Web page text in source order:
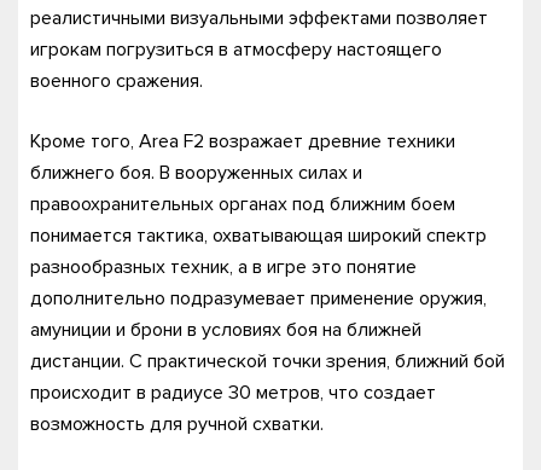
реалистичными визуальными эффектами позволяет
игрокам погрузиться в атмосферу настоящего
военного сражения.
Кроме того, Area F2 возражает древние техники
ближнего боя. В вооруженных силах и
правоохранительных органах под ближним боем
понимается тактика, охватывающая широкий спектр
разнообразных техник, а в игре это понятие
дополнительно подразумевает применение оружия,
амуниции и брони в условиях боя на ближней
дистанции. С практической точки зрения, ближний бой
происходит в радиусе 30 метров, что создает
возможность для ручной схватки.